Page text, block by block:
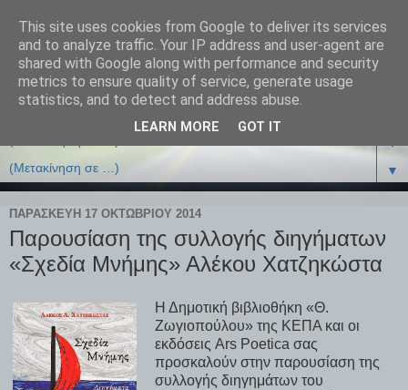
▼
▼
ΠΑΡΑΣΚΕΥΉ 17 ΟΚΤΩΒΡΊΟΥ 2014
Παρουσίαση της συλλογής διηγήματων
«Σχεδία Μνήμης» Αλέκου Χατζηκώστα
Η Δημοτική βιβλιοθήκη «Θ.
Ζωγιοπούλου» της ΚΕΠΑ και οι
εκδόσεις Ars Poetica σας
προσκαλούν στην παρουσίαση της
συλλογής διηγημάτων του
This site uses cookies from Google to deliver its services
and to analyze traffic. Your IP address and user-agent are
shared with Google along with performance and security
metrics to ensure quality of service, generate usage
statistics, and to detect and address abuse.
LEARN MORE GOT IT